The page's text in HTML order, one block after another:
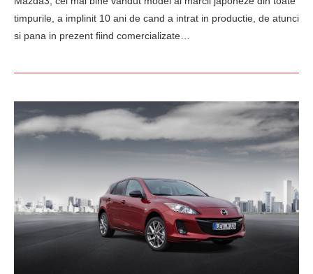
timpurile, a implinit 10 ani de cand a intrat in productie, de atunci
si pana in prezent fiind comercializate…